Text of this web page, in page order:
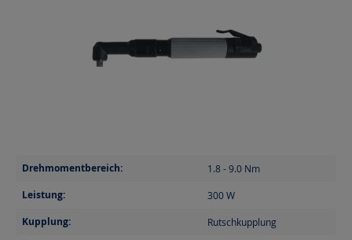
Drehmomentbereich: 1.8 - 9.0 Nm
Leistung: 300W
Kupplung: Rutschkupplung